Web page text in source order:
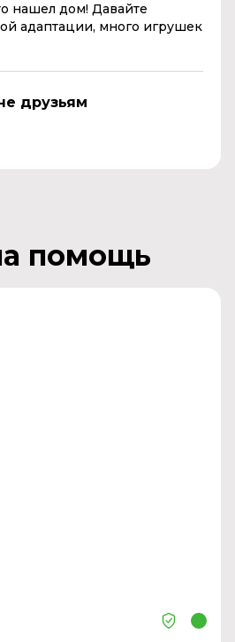
нашел дом! Давайте
адаптации, много игрушек
друзьям
помощь